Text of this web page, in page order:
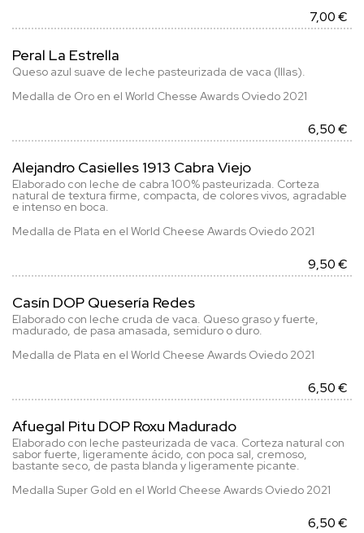
7,00 €
Peral La Estrella
Queso azul suave de leche pasteurizada de vaca (Illas).
Medalla de Oro en el World Chesse Awards Oviedo 2021
6,50 €
Alejandro Casielles 1913 Cabra Viejo
Elaborado con leche de cabra 100% pasteurizada. Corteza
natural de textura firme, compacta, de colores vivos, agradable
e intenso en boca.
Medalla de Plata en el World Cheese Awards Oviedo 2021
9,50 €
Casín DOP Quesería Redes
Elaborado con leche cruda de vaca. Queso graso y fuerte,
madurado, de pasa amasada, semiduro o duro.
Medalla de Plata en el World Cheese Awards Oviedo 2021
6,50 €
Afuegal Pitu DOP Roxu Madurado
Elaborado con leche pasteurizada de vaca. Corteza natural con
sabor fuerte, ligeramente ácido, con poca sal, cremoso,
bastante seco, de pasta blanda y ligeramente picante.
Medalla Super Gold en el World Cheese Awards Oviedo 2021
6,50 €